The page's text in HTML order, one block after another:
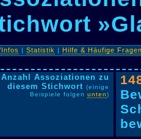
|Statistik |Hilfe & Häufige
Anzahl Assoziationen zu
diesem Stichwort (einige
Beispiele folgen unten)